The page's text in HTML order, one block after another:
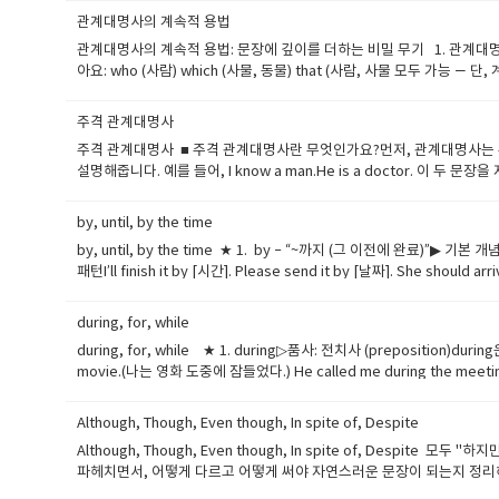
onto는 어떤 것의 위로 올라가는 동작을 나타냅니다.The cat
onto와 into는 움직임이 동반된 전치사입니다.◆​ out of – ~밖으로
(책을 가방 밖으로 꺼내라.)◆​ off – ~에서 떨어져off는 어떤 것에서
장소/방향 전치사 연습 문제 & 해설[Part 1] 빈칸에 들어갈 전치사
라가는 동작’일 때 쓰여요.3. I’m waiting ___ the corner of the
the toy.a) ontob) onc) tod) at정답: a) onto해설: ‘소파 위로 뛰어오
‘방 안으로 들어가는 동작’을 설명하므로, into가 올바른 전치사입
는 상태를 나타내므로 in이 적절합니다.10. He fell ___ the ladder
into해설: 가게 안으로 들어가는 동작을 묘사하므로 into가 맞습니다
물이 주어졌다는 의미.She looked at each painting carefully.(그녀는
‘모든’이라는 뜻으로, 집단 전체를 하나의 덩어리로 보면서 보편적인
학생들 개개인보다는 전체 집단을 규정하는 느낌.Every morning, I
satisfied with the service.→ 모든 손님이 만족했다는 전체적인 평
칙.5. Each와 Every의 특별한 용법Each of + 복수 명사Each of the
린다.)반복적인 시간 표현이나 거리, 간격 등에 자주 쓰여요.6. 실
명사와 써야 하므로 틀림!마무리 팁어떤 것이 '개별적으로' 다뤄지는
관계대명사의 계속적 용법
관계대명사의 계속적 용법: 문장에 깊이를 더하는 비밀 무기 1. 관계
아요: who (사람) which (사물, 동물) that (사람, 사물 모두 가능 — 단,
의 의미가 달라집니다. 계속적 용법 (non-restrictive clause):부가적인
York"은 부가적인 정보입니다.남동생이 뉴욕에 산다는 건 중요하지
— 그것은 파리에 있다.) ---- "which is in Paris"는 에펠탑이 어디 있는
공부하는 학생들만 시험에 합격할 것이다.) 이 문장에서 "who study
는 것으로 들릴 수 있죠. 따라서 이 관계절은 반드시 필요합니다. 쉼표
teacher, who studied in the UK, speaks English very fluently.(영국
이 없어도 문장은 여전히 완전해요: My teacher speaks English very
‘that’은 절대 사용할 수 없다는 것이에요. 이는 아주 중요한 문법 규
인 에밀리는 오늘 밤 연주할 예정이다.) 이 문장에서 "who is a
whom이 점점 드물어지고 있어, 말할 때는 대부분 who나 생략된 형
구분해야 한다는 점도 잊지 마세요. 그리고 계속적 용법에서는 절대
전달할 수 있음. -- 글쓰기에서 매끄러움: 딱딱한 문장을 피하고, 부드
어떻게 쓰는지 몇 가지 예문을 통해 확인해볼게요! My father, who
주격 관계대명사
주격 관계대명사 ■ 주격 관계대명사란 무엇인가요?먼저, 관계대명사는
설명해줍니다. 예를 들어, I know a man.He is a doctor. 이 두 문장
1. who – 사람을 설명할 때 사용who는 앞에 나오는 명사가 사람일 때
하다. I met a girl who speaks Spanish fluently.→ 나는 스페인어를
설명할 때 사용which는 앞에 나오는 명사가 사물이나 동물일 때 사용
has blue eyes.→ 나는 파란 눈을 가진 고양이를 봤어. 여기서 which는
like the car that goes fast.→ 나는 빨리 달리는 차를 좋아해.(‘that’은
능) ---참고: 문어체나 격식을 차린 문장에서는 ‘that’보다는 ‘who’나
물 that → 사람과 사물 모두 가능 (범용적이고 자주 사용됨) 주어 역
치는 그 소년은 내 사촌이다.(who = the boy, 주어 역할) I know
stories.→ 나는 실제 이야기를 들려주는 책들을 좋아한다. ---Tip: 구어
that are in the garden are mine. ■ ​주의할 점1. 관계대명사를 생략
목적격 관계대명사와 혼동 금지주격은 관계절 안에서 주어 역할,목
by, until, by the time
by, until, by the time ★ 1. by – “~까지 (그 이전에 완료)”▶ 기본 개념
패턴I’ll finish it by [시간]. Please send it by [날짜]. She should
weekend.→ 그녀는 주말까지 전화하겠다고 약속했어요. ▶ ​주의할 점
은 어떤 동작이나 상태가 그 시점까지 계속된다는 뜻입니다.중요한
[누가] arrived. She didn’t leave until [시점]. ▶ ​ 회화 예문I stayed
until lunch time.→ 그는 점심때까지 아무것도 먹지 않았어요. Don’t
사건을 연결하며, 하나의 일이 일어날 때쯤 다른 일이 이미 일어났음
the time [S + V], [다른 일]. [일] by the time [S + V]. ▶ ​ 회화 예문
arrive.→ 네가 도착할 무렵엔 그는 이미 떠났을 거야. By the time
전화했을 때쯤에는 그녀는 이미 자고 있었어. By the time they
during, for, while
during, for, while ★ 1. during▷​품사: 전치사 (preposition)during은
movie.(나는 영화 도중에 잠들었다.) He called me during the
니다.▷​ 의미: “~ 동안 (지속적인 시간)” I stayed in Paris for two
동안 기다렸다.) ▷​ 핵심 포인트:for + 시간의 길이: 기간의 전체 지속
다른 일이 일어났음을 나타냅니다. ▷​ 뒤에는 주어 + 동사 구조의 절
listened to music while studying.(그녀는 공부 하면서 음악을 들었
Although, Though, Even though, In spite of, Despite
Although, Though, Even though, In spite of, Despite 모두 "하지만",
파헤치면서, 어떻게 다르고 어떻게 써야 자연스러운 문장이 되는지